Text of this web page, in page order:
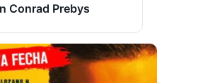
Conrad Prebys